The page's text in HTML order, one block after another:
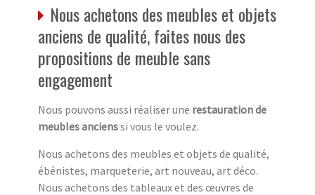
Nous achetons des meubles et objets
anciens de qualité, faites nous des
propositions de meuble sans
engagement
Nous pouvons aussi réaliser une restauration de
meubles ancienssi vous le voulez.
Nous achetons des meubles et objets de qualité,
ébénistes, marqueterie, art nouveau, art déco.
Nous achetons des tableaux et des œuvres de